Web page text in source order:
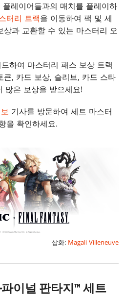
레이어들과의 매치를 플레이하
터리 트랙을 이동하여 팩 및 세
상과 교환할 수 있는 마스터리 오
하여 마스터리 패스 보상 트랙
큰, 카드 보상, 슬리브, 카드 스타
많은 보상을 받으세요!
기사를 방문하여 세트 마스터
을 확인하세요.
삽화: Magali Villeneuve
파이널 판타지™ 세트